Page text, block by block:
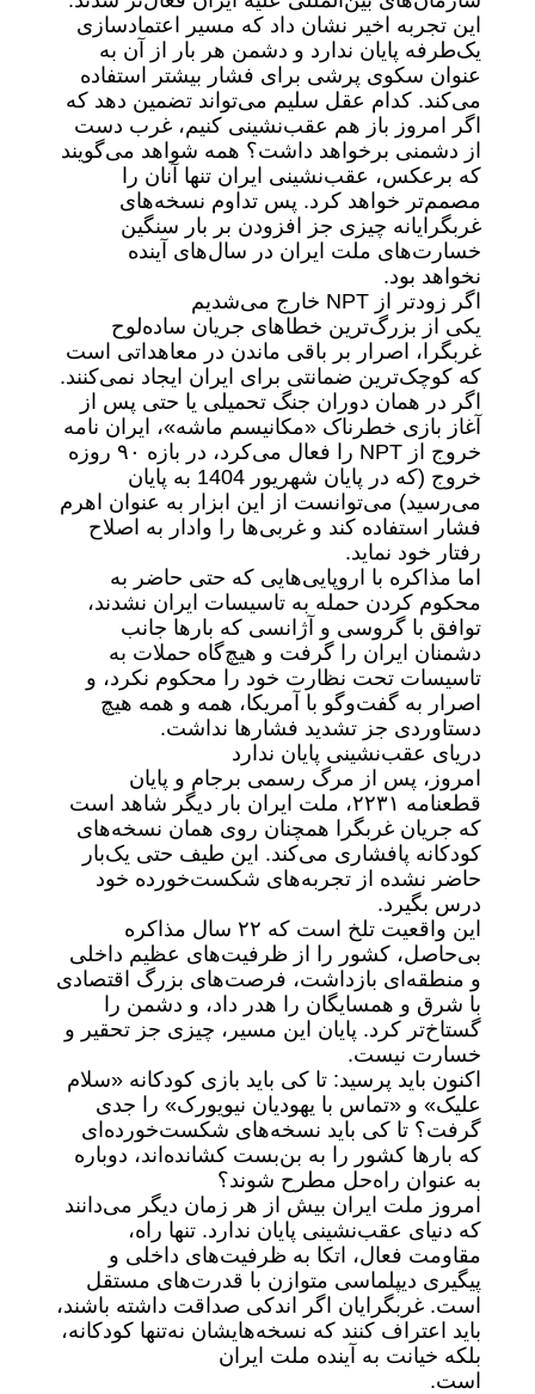
این تجربه اخیر نشان داد که مسیر اعتمادسازی
یک‌طرفه پایان ندارد و دشمن هر بار از آن به
‌عنوان سکوی پرشی برای فشار بیشتر استفاده
می‌کند. کدام عقل سلیم می‌تواند تضمین دهد که
اگر امروز باز هم عقب‌نشینی کنیم، غرب دست
از دشمنی برخواهد داشت؟ همه شواهد می‌گویند
که برعکس، عقب‌نشینی ایران تنها آنان را
مصمم‌تر خواهد کرد. پس تداوم نسخه‌های
غربگرایانه چیزی جز افزودن بر بار سنگین
خسارت‌های ملت ایران در سال‌های آینده
نخواهد بود.
اگر زودتر از NPT خارج می‌شدیم
یکی از بزرگ‌ترین خطاهای جریان ساده‌لوح
غربگرا، اصرار بر باقی ماندن در معاهداتی است
که کوچک‌ترین ضمانتی برای ایران ایجاد نمی‌کنند.
اگر در همان دوران جنگ تحمیلی یا حتی پس از
آغاز بازی خطرناک «مکانیسم ماشه»، ایران نامه
خروج از NPT را فعال می‌کرد، در بازه ۹۰ روزه
خروج (که در پایان شهریور 1404 به پایان
می‌رسید) می‌توانست از این ابزار به‌ عنوان اهرم
فشار استفاده کند و غربی‌ها را وادار به اصلاح
رفتار خود نماید.
اما مذاکره با اروپایی‌هایی که حتی حاضر به
محکوم کردن حمله به تاسیسات ایران نشدند،
توافق با گروسی و آژانسی که بارها جانب
دشمنان ایران را گرفت و هیچ‌گاه حملات به
تاسیسات تحت نظارت خود را محکوم نکرد، و
اصرار به گفت‌وگو با آمریکا، همه و همه هیچ
دستاوردی جز تشدید فشارها نداشت.
دریای عقب‌نشینی پایان ندارد
امروز، پس از مرگ رسمی برجام و پایان
قطعنامه ۲۲۳۱، ملت ایران بار دیگر شاهد است
که جریان غربگرا همچنان روی همان نسخه‌های
کودکانه پافشاری می‌کند. این طیف حتی یک‌بار
حاضر نشده از تجربه‌های شکست‌خورده خود
درس بگیرد.
این واقعیت تلخ است که ۲۲ سال مذاکره
بی‌حاصل، کشور را از ظرفیت‌های عظیم داخلی
و منطقه‌ای بازداشت، فرصت‌های بزرگ اقتصادی
با شرق و همسایگان را هدر داد، و دشمن را
گستاخ‌تر کرد. پایان این مسیر، چیزی جز تحقیر و
خسارت نیست.
اکنون باید پرسید: تا کی باید بازی کودکانه «سلام
علیک» و «تماس با یهودیان نیویورک» را جدی
گرفت؟ تا کی باید نسخه‌های شکست‌خورده‌ای
که بارها کشور را به بن‌بست کشانده‌اند، دوباره
به‌ عنوان راه‌حل مطرح شوند؟
امروز ملت ایران بیش از هر زمان دیگر می‌دانند
که دنیای عقب‌نشینی پایان ندارد. تنها راه،
مقاومت فعال، اتکا به ظرفیت‌های داخلی و
پیگیری دیپلماسی متوازن با قدرت‌های مستقل
است. غربگرایان اگر اندکی صداقت داشته باشند،
باید اعتراف کنند که نسخه‌هایشان نه‌تنها کودکانه،
بلکه خیانت به آینده ملت ایران
است.